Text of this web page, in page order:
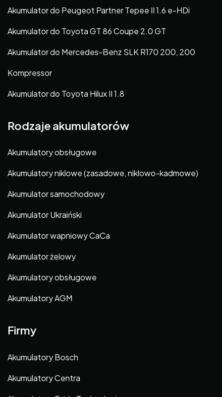
Akumulator do Peugeot Partner Tepee II 1.6 e-HDi
Akumulator do Toyota GT 86 Coupe 2.0 GT
Akumulator do Mercedes-Benz SLK R170 200, 200
Kompressor
Akumulator do Toyota Hilux II 1.8
Rodzaje akumulatorów
Akumulatory obsługowe
Akumulatory niklowe (zasadowe, niklowo-kadmowe)
Akumulator samochodowy
Akumulator Ukraiński
Akumulator wapniowy CaCa
Akumulator żelowy
Akumulatory obsługowe
Akumulatory AGM
Firmy
Akumulatory Bosch
Akumulatory Centra